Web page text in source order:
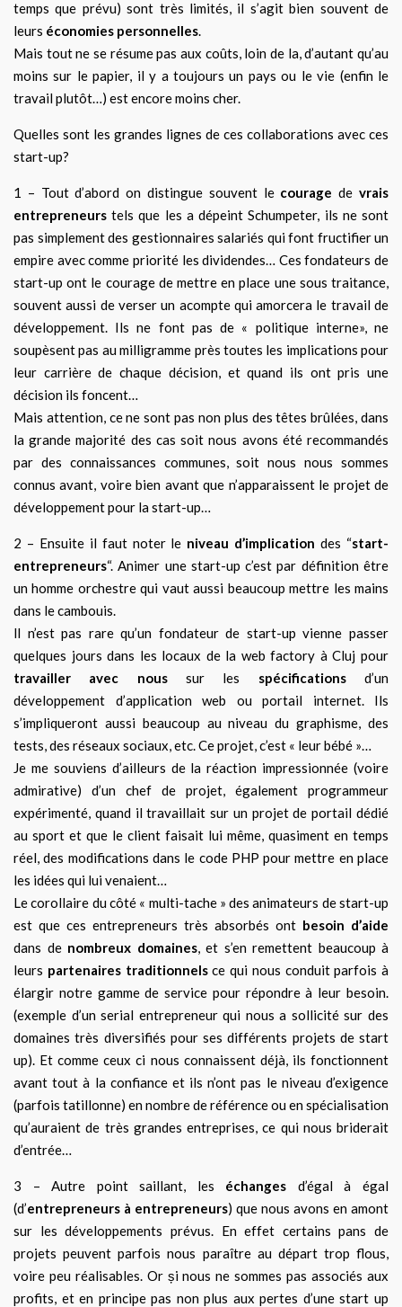
temps que prévu) sont très limités, il s’agit bien souvent de
leurs économies personnelles.
Mais tout ne se résume pas aux coûts, loin de la, d’autant qu’au
moins sur le papier, il y a toujours un pays ou le vie (enfin le
travail plutôt…) est encore moins cher.
Quelles sont les grandes lignes de ces collaborations avec ces
start-up?
1 – Tout d’abord on distingue souvent le courage devrais
entrepreneurs tels que les a dépeint Schumpeter, ils ne sont
pas simplement des gestionnaires salariés qui font fructifier un
empire avec comme priorité les dividendes… Ces fondateurs de
start-up ont le courage de mettre en place une sous traitance,
souvent aussi de verser un acompte qui amorcera le travail de
développement. Ils ne font pas de « politique interne», ne
soupèsent pas au milligramme près toutes les implications pour
leur carrière de chaque décision, etquand ils ont pris une
décision ils foncent…
Mais attention, ce ne sont pas non plus des têtes brûlées, dans
la grande majorité des cas soit nous avons été recommandés
par des connaissances communes, soit nous nous sommes
connus avant, voire bien avant que n’apparaissent le projet de
développement pour la start-up…
2 – Ensuite il faut noter le niveau d’implication des “start-
entrepreneurs“. Animer une start-up c’est par définition être
un homme orchestre qui vaut aussi beaucoup mettre les mains
dans le cambouis.
ll n’est pas rare qu’un fondateur de start-up vienne passer
quelques joursdans les locaux de la web factory à Cluj pour
travailler avec noussur les spécificationsd’un
développement d’application web ou portail internet. Ils
s’impliqueront aussi beaucoup au niveau du graphisme, des
tests, des réseaux sociaux, etc.Ce projet, c’est « leur bébé »…
Je me souviens d’ailleurs de la réaction impressionnée (voire
admirative) d’un chef de projet, également programmeur
expérimenté, quand il travaillait sur un projet deportail dédié
au sport et que le client faisait lui même, quasiment en temps
réel, des modifications dans le code PHP pour mettre en place
les idées qui lui venaient…
Le corollaire du côté « multi-tache » des animateurs de start-up
est que ces entrepreneurs très absorbés ont besoin d’aide
dans de nombreux domaines, et s’en remettent beaucoup à
leurs partenaires traditionnelsce qui nous conduit parfois à
élargir notre gamme de service pour répondreà leur besoin.
(exemple d’un serial entrepreneur qui nous a sollicité sur des
domaines très diversifiés pourses différents projets de start
up). Et comme ceux ci nous connaissent déjà, ils fonctionnent
avant tout à la confiance et ils n’ont pas le niveau d’exigence
(parfois tatillonne) en nombre de référence ou en spécialisation
qu’auraient de très grandes entreprises, ce qui nous briderait
d’entrée…
3 – Autre point saillant, les échanges d’égal à égal
(d’entrepreneurs à entrepreneurs) que nous avons en amont
sur les développements prévus. En effet certains pans de
projets peuvent parfois nous paraître au départ trop flous,
voire peu réalisables. Or și nous ne sommes pas associés aux
profits, et en principe pas non plus aux pertes d’une start up